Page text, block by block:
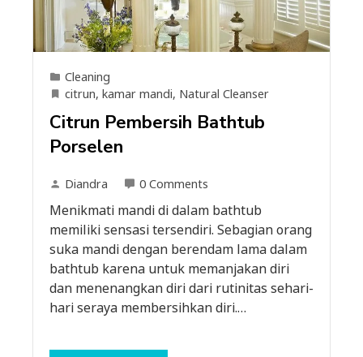
Cleaning
citrun, kamar mandi, Natural Cleanser
Citrun Pembersih Bathtub
Porselen
Diandra 0 Comments
Menikmati mandi di dalam bathtub
memiliki sensasi tersendiri. Sebagian orang
suka mandi dengan berendam lama dalam
bathtub karena untuk memanjakan diri
dan menenangkan diri dari rutinitas sehari-
hari seraya membersihkan diri.…